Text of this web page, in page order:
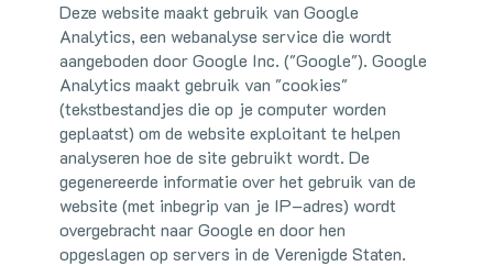
Deze website maakt gebruik van Google
Analytics, een webanalyse service die wordt
aangeboden door Google Inc. ("Google"). Google
Analytics maakt gebruik van "cookies"
(tekstbestandjes die op je computer worden
geplaatst) om de website exploitant te helpen
analyseren hoe de site gebruikt wordt. De
gegenereerde informatie over het gebruik van de
website (met inbegrip van je IP–adres) wordt
overgebracht naar Google en door hen
opgeslagen op servers in de Verenigde Staten.